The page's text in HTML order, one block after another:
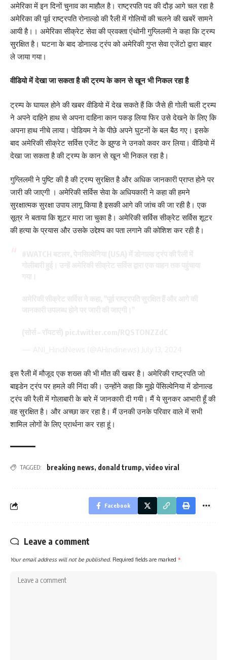
अमेरिका में इन दिनों चुनाव का माहौल है। राष्ट्रपति पद की दौड़ आगे चल रहा है
अमेरिका की पूर्व राष्ट्रपति रोनाल्डो की रैली में गोलियों की चलने की खबरें सामने
आयी है।। अमेरिका सीक्रेट सेवा की प्रवक्ता एंथोनी गुग्लिलमी ने कहा कि ट्रम्प
सुरक्षित है। घटना के बाद डोनाल्ड ट्रंप को अमेरिकी गुप्त सेवा एजेंटो द्वारा बाहर
ले जाया गया।
वीडियो में देखा जा सकता है की ट्रम्प के कान से खून भी निकल रहा है
ट्रम्प के घायल होने की खबर वीडियो में देख सकते हैं कि जैसे ही गोली चली ट्रम्प
ने अपने दाहिने हाथ से अपना दाहिना कान पकड़ लिया फिर उसे देखने के लिए कि
अपना हाथ नीचे लाया। पोडियम ने के पीछे अपने घुटनों के बल बैठ गए। इसके
बाद अमेरिकी सीक्रेट सर्विस एजेंट के झुण्ड ने उनको कवर कर लिया। वीडियो में
देखा जा सकता है की ट्रम्प के कान से खून भी निकल रहा है।
गुग्लिलमी ने पुष्टि की है की ट्रम्प सुरक्षित है और अधिक जानकारी प्राप्त होने पर
जारी की जाएगी । अमेरिकी सर्विस सेवा के अधियकारी ने कहा की हमने
सुरक्षात्मक सुरक्षा उपाय लागू किया है इसकी आगे की जांच की जा रही है। एक
सूत्र ने बताया कि शूटर मारा जा चुका है। अमेरिकी सर्विस सीक्रेट सर्विस शूटर
की हत्या के प्रयास और उसके उद्देश्य का पता लगाने की कोशिश कर रही है।
इस रैली में मौजूद एक शख्स की भी मौत की खबर है। अमेरिकी राष्ट्रपति जो
बाइडेन ट्रंप पर हमले की निंदा की। उन्होंने कहा कि मुझे पेंसिल्वेनिया में डोनाल्ड
ट्रंप की रैली में गोलाबारी के बारे में जानकारी दी गयी। मैं ये सुनकर आभारी हूँ की
वह सुरक्षित है। और अच्छा कर रहा है। मैं उनकी उनके परिवार वाले में सभी
शामिल लोगों के लिए प्रार्थना कर रहा हूं।
TAGGED: breaking news, donald trump, video viral
Facebook
Leave a comment
Your email address will not be published. Required fields are marked *